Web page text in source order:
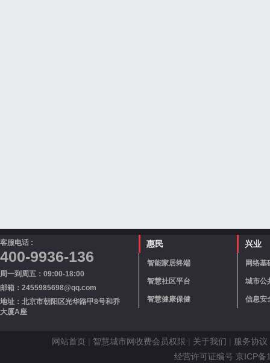
客服电话 :
400-9936-136
周一到周五：09:00-18:00
邮箱：2455985698@qq.com
地址：北京市朝阳区光华路甲8号和乔
大厦A座
惠民
智能家居终端
智慧社区平台
智慧健康保健
兴业
网络基
城市公
信息安
网站首页 | 智慧城市网收费会员权限 | 关于我们 | 服务协议
经营许可证编号 京ICP